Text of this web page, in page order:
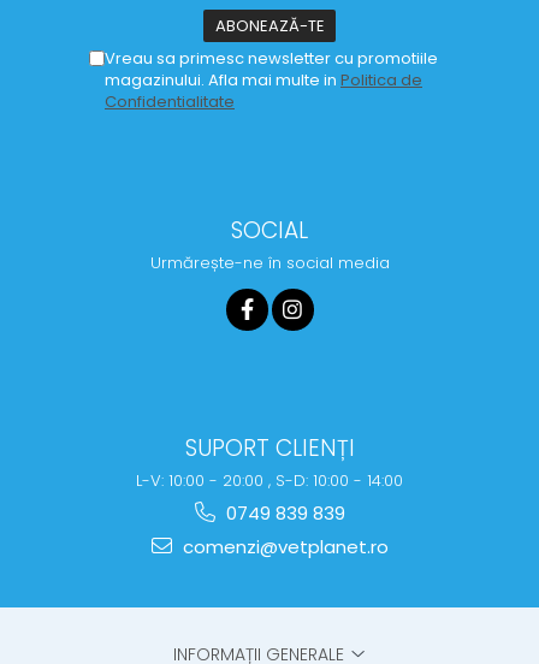
Vreau sa primesc newsletter cu promotiile
magazinului. Afla mai multe in Politica de
Confidentialitate
SOCIAL
Urmărește-ne în social media
SUPORT CLIENȚI
L-V: 10:00 - 20:00 , S-D: 10:00 - 14:00
0749 839 839
comenzi@vetplanet.ro
INFORMAȚII GENERALE